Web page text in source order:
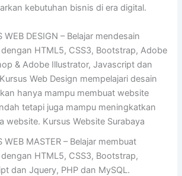
kebutuhan bisnis di era digital.
WEB DESIGN – Belajar mendesain
HTML5, CSS3, Bootstrap, Adobe
& Adobe Illustrator, Javascript dan
Web Design mempelajari desain
hanya mampu membuat website
tetapi juga mampu meningkatkan
website. Kursus Website Surabaya
WEB MASTER – Belajar membuat
HTML5, CSS3, Bootstrap,
dan Jquery, PHP dan MySQL.